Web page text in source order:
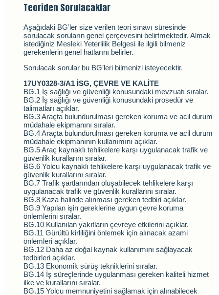
Teoriden Sorulacaklar
Aşağıdaki BG’ler size verilen teori sınavı süresinde
sorulacak soruların genel çerçevesini belirtmektedir. Almak
istediğiniz Mesleki Yeterlilik Belgesi ile ilgili bilmeniz
gerekenlerin genel hatlarını belirler.
Sorulacak sorular bu BG’leri bilmenizi isteyecektir.
17UY0328-3/A1 İSG, ÇEVRE VE KALİTE
BG.1 İş sağlığı ve güvenliği konusundaki mevzuatı sıralar.
BG.2 İş sağlığı ve güvenliği konusundaki prosedür ve
talimatları açıklar.
BG.3 Araçta bulundurulması gereken koruma ve acil durum
müdahale ekipmanını sıralar.
BG.4 Araçta bulundurulması gereken koruma ve acil durum
müdahale ekipmanının kullanımını açıklar.
BG.5 Araç kaynaklı tehlikelere karşı uygulanacak trafik ve
güvenlik kurallarını sıralar.
BG.6 Yolcu kaynaklı tehlikelere karşı uygulanacak trafik ve
güvenlik kurallarını sıralar.
BG.7 Trafik şartlarından oluşabilecek tehlikelere karşı
uygulanacak trafik ve güvenlik kurallarını sıralar.
BG.8 Kaza halinde alınması gereken tedbiri açıklar.
BG.9 Yapılan işin gereklerine uygun çevre koruma
önlemlerini sıralar.
BG.10 Kullanılan yakıtların çevreye etkilerini açıklar.
BG.11 Gürültü kirliliğini önlemek için alınacak azami
önlemleri açıklar.
BG.12 Daha az doğal kaynak kullanımını sağlayacak
tedbirleri açıklar.
BG.13 Ekonomik sürüş tekniklerini sıralar.
BG.14 İş süreçlerinde uygulanması gereken kaliteli hizmet
ilke ve kurallarını sıralar.
BG.15 Yolcu memnuniyetini sağlamak için alınabilecek